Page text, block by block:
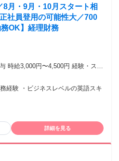
月・9月・10月スタート相
社員登用の可能性大／700
OK】経理財務
円〜4,500円 経験・スキ
経験 ・ビジネスレベルの英語スキ
詳細を見る